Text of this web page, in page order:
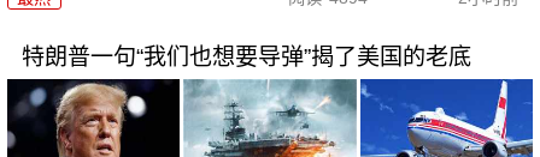
特朗普一句“我们也想要导弹”揭了美国的老底